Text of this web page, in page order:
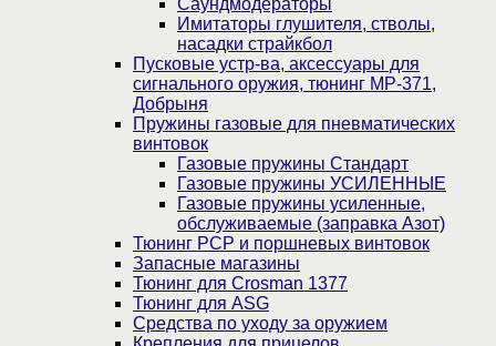
Саундмодераторы
Имитаторы глушителя, стволы,
насадки страйкбол
Пусковые устр-ва, аксессуары для
сигнального оружия, тюнинг МР-371,
Добрыня
Пружины газовые для пневматических
винтовок
Газовые пружины Стандарт
Газовые пружины УСИЛЕННЫЕ
Газовые пружины усиленные,
обслуживаемые (заправка Азот)
Тюнинг PCP и поршневых винтовок
Запасные магазины
Тюнинг для Crosman 1377
Тюнинг для ASG
Средства по уходу за оружием